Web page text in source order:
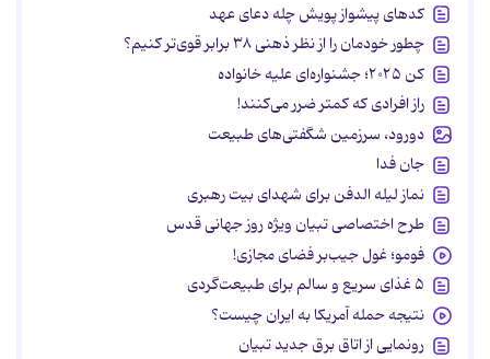
کدهای پیشواز پویش چله دعای عهد
چطور خودمان را از نظر ذهنی ۳۸ برابر قوی‌تر کنیم؟
کن ۲۰۲۵؛ جشنواره‌ای علیه خانواده
راز افرادی که کمتر ضرر می‌کنند!
دورود، سرزمین شگفتی‌های طبیعت
جان فدا
نماز لیله الدفن برای شهدای بیت رهبری
طرح اختصاصی تبیان ویژه روز جهانی قدس
فومو؛ غول جیب‌بر فضای مجازی!
۵ غذای سریع و سالم برای طبیعت‌گردی
نتیجه حمله آمریکا به ایران چیست؟
رونمایی از اتاق برق جدید تبیان